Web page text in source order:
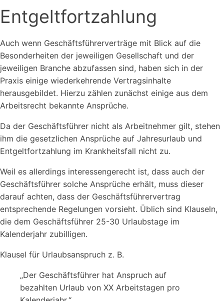
Entgeltfortzahlung
Auch wenn Geschäftsführerverträge mit Blick auf die
Besonderheiten der jeweiligen Gesellschaft und der
jeweiligen Branche abzufassen sind, haben sich in der
Praxis einige wiederkehrende Vertragsinhalte
herausgebildet. Hierzu zählen zunächst einige aus dem
Arbeitsrecht bekannte Ansprüche.
Da der Geschäftsführer nicht als Arbeitnehmer gilt, stehen
ihm die gesetzlichen Ansprüche auf Jahresurlaub und
Entgeltfortzahlung im Krankheitsfall nicht zu.
Weil es allerdings interessengerecht ist, dass auch der
Geschäftsführer solche Ansprüche erhält, muss dieser
darauf achten, dass der Geschäftsführervertrag
entsprechende Regelungen vorsieht. Üblich sind Klauseln,
die dem Geschäftsführer 25-30 Urlaubstage im
Kalenderjahr zubilligen.
Klausel für Urlaubsanspruch z. B.
„Der Geschäftsführer hat Anspruch auf
bezahlten Urlaub von XX Arbeitstagen pro